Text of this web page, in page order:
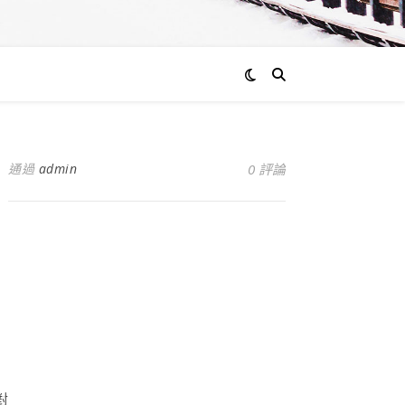
通過 admin 0 評論